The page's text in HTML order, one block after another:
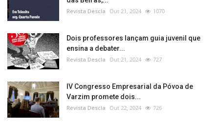
Revista Descla Out 21, 2024 1070
Dois professores lançam guia juvenil que
ensina a debater...
Revista Descla Out 21, 2024 727
IV Congresso Empresarial da Póvoa de
Varzim promete dois...
Revista Descla Out 22, 2024 726